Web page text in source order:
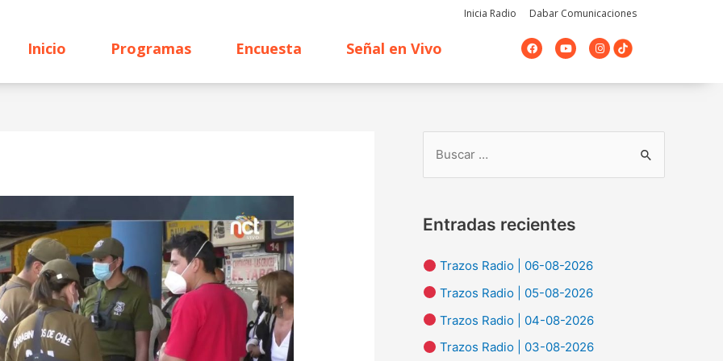
Inicia Radio Dabar Comunicaciones
Inicio Programas Encuesta Señal en Vivo
F
a
c
b
Y
o
u
u
I
n
s
a
u
c
p
o
r
Entradas recientes
Trazos Radio | 06-08-2026
Trazos Radio | 05-08-2026
Trazos Radio | 04-08-2026
Trazos Radio | 03-08-2026